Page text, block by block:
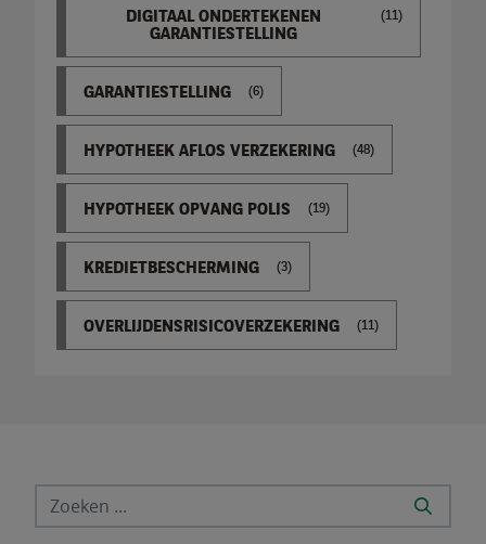
DIGITAAL ONDERTEKENEN
GARANTIESTELLING
(11)
GARANTIESTELLING (6)
HYPOTHEEK AFLOS VERZEKERING (48)
HYPOTHEEK OPVANG POLIS (19)
KREDIETBESCHERMING (3)
OVERLIJDENSRISICOVERZEKERING (11)